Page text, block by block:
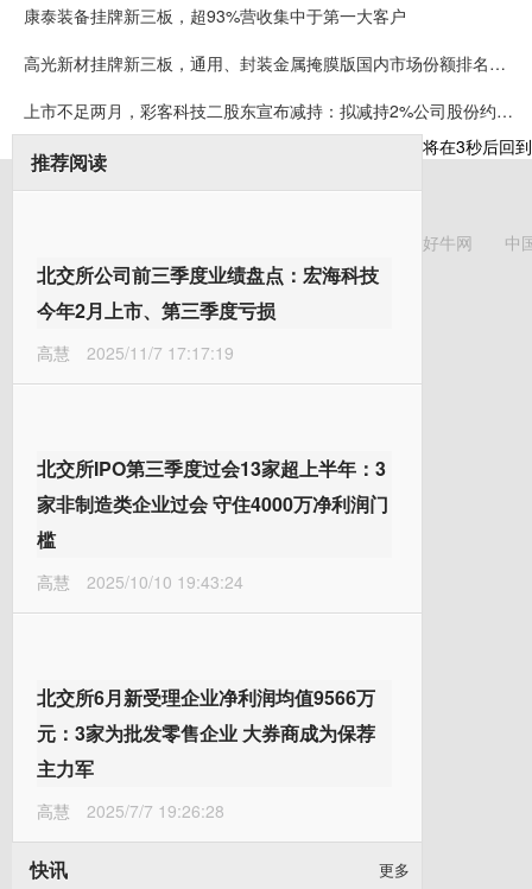
康泰装备挂牌新三板，超93%营收集中于第一大客户
高光新材挂牌新三板，通用、封装金属掩膜版国内市场份额排名第一
上市不足两月，彩客科技二股东宣布减持：拟减持2%公司股份约可套现5008万元
推荐阅读
北交所公司前三季度业绩盘点：宏海科技
今年2月上市、第三季度亏损
高慧 2025/11/7 17:17:19
北交所IPO第三季度过会13家超上半年：3
家非制造类企业过会 守住4000万净利润门
槛
高慧 2025/10/10 19:43:24
北交所6月新受理企业净利润均值9566万
元：3家为批发零售企业 大券商成为保荐
主力军
高慧 2025/7/7 19:26:28
快讯 更多
将在3秒后回
好牛网 中